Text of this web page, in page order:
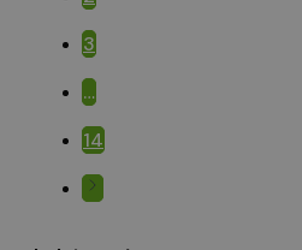
3
…
14